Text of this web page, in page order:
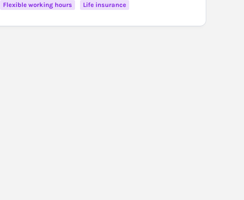
Flexible working hours
Life insurance